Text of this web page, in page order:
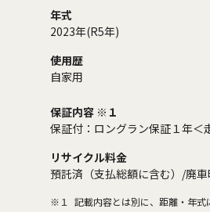
年式
2023年(R5年)
使用歴
自家用
保証内容 ※１
保証付：ロングラン保証１年＜
リサイクル料金
預託済（支払総額に含む）/廃
※１ 記載内容とは別に、距離・年式